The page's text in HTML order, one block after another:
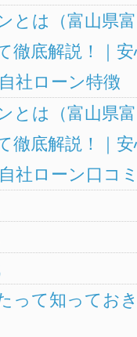
とは（富山県
徹底解説！｜
社ローン特徴
とは（富山県
徹底解説！｜
社ローン口コ
って知ってお